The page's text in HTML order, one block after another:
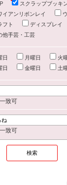
スクラップブッキ
イアンリボンレイ
フト
ディスプレイ
他手芸・工芸
日 月曜日 火
日
金曜日 土
致可
致可